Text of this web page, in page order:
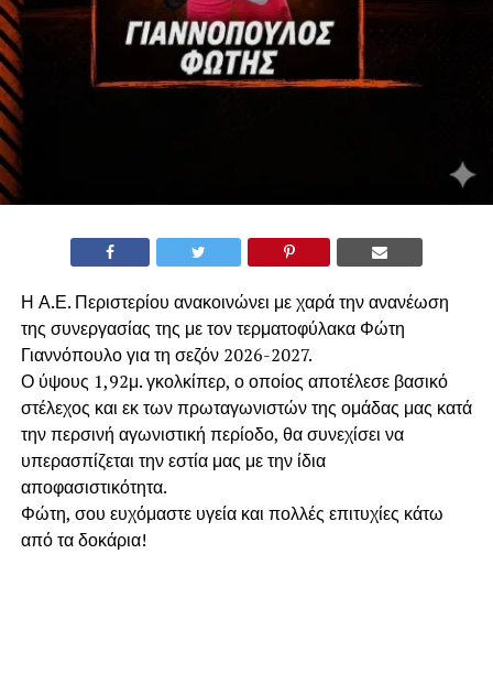
Η Α.Ε. Περιστερίου ανακοινώνει με χαρά την ανανέωση
της συνεργασίας της με τον τερματοφύλακα Φώτη
Γιαννόπουλο για τη σεζόν 2026-2027.
​Ο ύψους 1,92μ. γκολκίπερ, ο οποίος αποτέλεσε βασικό
στέλεχος και εκ των πρωταγωνιστών της ομάδας μας κατά
την περσινή αγωνιστική περίοδο, θα συνεχίσει να
υπερασπίζεται την εστία μας με την ίδια
αποφασιστικότητα.
​Φώτη, σου ευχόμαστε υγεία και πολλές επιτυχίες κάτω
από τα δοκάρια!